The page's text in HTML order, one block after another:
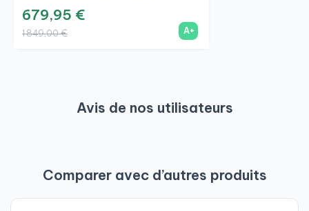
679,95 €
1 849,00 € A+
Avis de nos utilisateurs
Comparer avec d’autres produits
-